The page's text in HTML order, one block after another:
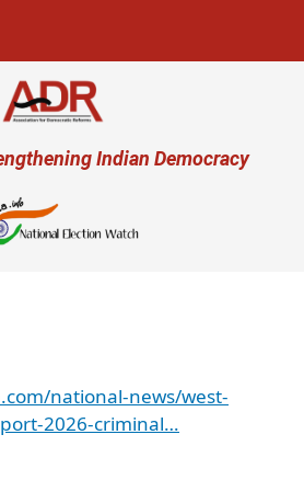
menuIndian Democracy
national-news/west-
2026-criminal…